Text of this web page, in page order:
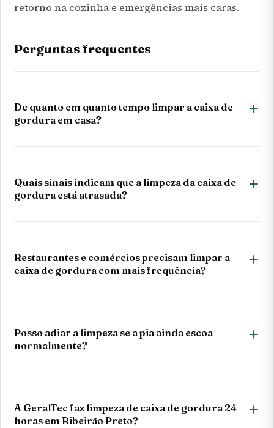
retorno na cozinha e emergências mais caras.
Perguntas frequentes
De quanto em quanto tempo limpar a caixa de
gordura em casa?
Quais sinais indicam que a limpeza da caixa de
gordura está atrasada?
Restaurantes e comércios precisam limpar a
caixa de gordura com mais frequência?
Posso adiar a limpeza se a pia ainda escoa
normalmente?
A GeralTec faz limpeza de caixa de gordura 24
horas em Ribeirão Preto?